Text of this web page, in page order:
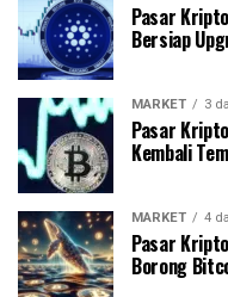
Pasar
Bersiap
MARKET 3
Pasar
Kembali
MARKET 4
Pasar
Borong